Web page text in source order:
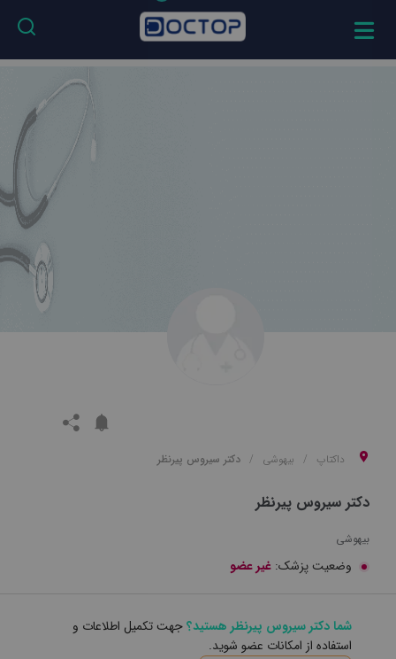
داکتاپ بیهوشی دکتر سیروس پیرنظر
دکتر سیروس پیرنظر
بیهوشی
وضعیت پزشک: غیر عضو
شما دکتر سیروس پیرنظر هستید؟جهت تکمیل اطلاعات و
استفاده از امکانات عضو شوید.